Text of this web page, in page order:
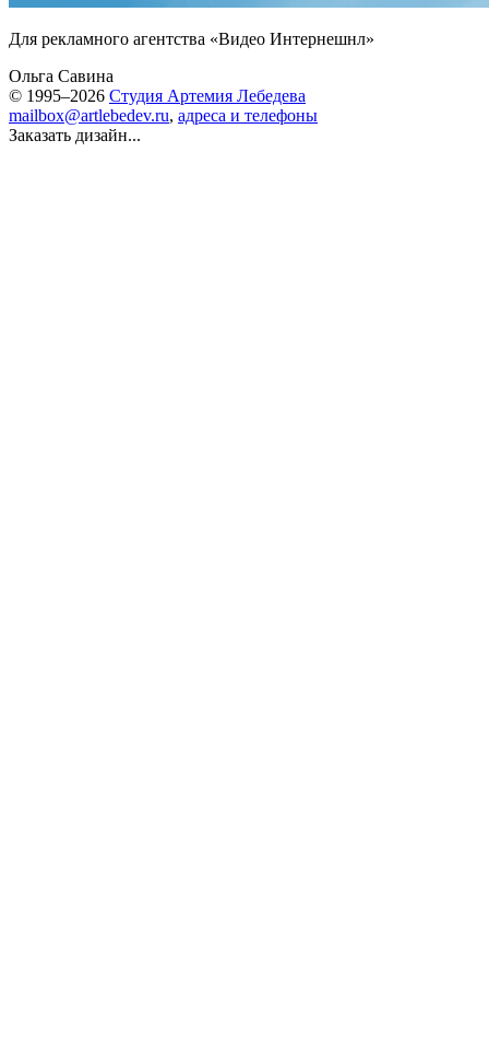
Для рекламного агентства «Видео Интернешнл»
Ольга Савина
© 1995–2026 Студия Артемия Лебедева
mailbox@artlebedev.ru, адреса и телефоны
Заказать дизайн...